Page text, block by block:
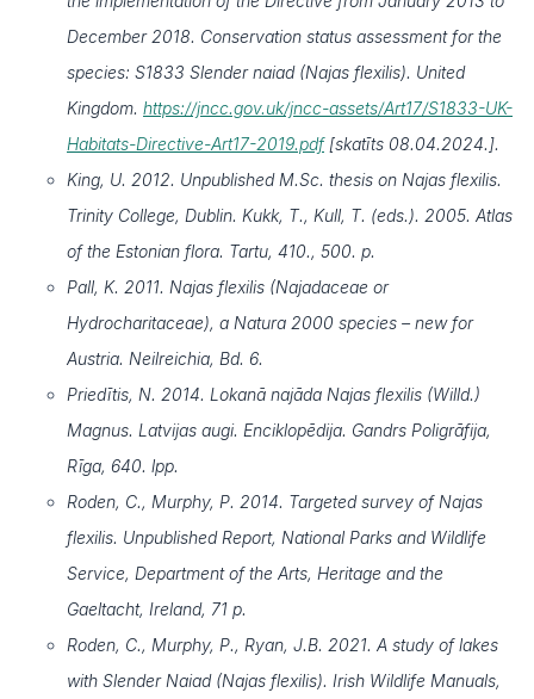
December 2018. Conservation status assessment for the
species: S1833 Slender naiad (Najas flexilis). United
Kingdom. https://jncc.gov.uk/jncc-assets/Art17/S1833-UK-
Habitats-Directive-Art17-2019.pdf[skatīts 08.04.2024.].
King, U. 2012. Unpublished M.Sc. thesis on Najas flexilis.
Trinity College, Dublin. Kukk, T., Kull, T. (eds.). 2005. Atlas
of the Estonian flora. Tartu, 410., 500. p.
Pall, K. 2011. Najas flexilis (Najadaceae or
Hydrocharitaceae), a Natura 2000 species – new for
Austria. Neilreichia, Bd. 6.
Priedītis, N. 2014. Lokanā najāda Najas flexilis (Willd.)
Magnus. Latvijas augi. Enciklopēdija. Gandrs Poligrāfija,
Rīga, 640. lpp.
Roden, C., Murphy, P. 2014. Targeted survey of Najas
flexilis. Unpublished Report, National Parks and Wildlife
Service, Department of the Arts, Heritage and the
Gaeltacht, Ireland, 71 p.
Roden, C., Murphy, P., Ryan, J.B. 2021. A study of lakes
with Slender Naiad (Najas flexilis). Irish Wildlife Manuals,